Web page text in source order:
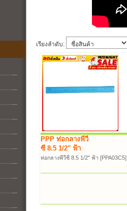
เรียงลำดับ:
PPP ท่อกลางพีวี
ซี 8.5 1/2" ฟ้า
ท่อกลางพีวีซี 8.5 1/2" ฟ้า [PPA03C5]